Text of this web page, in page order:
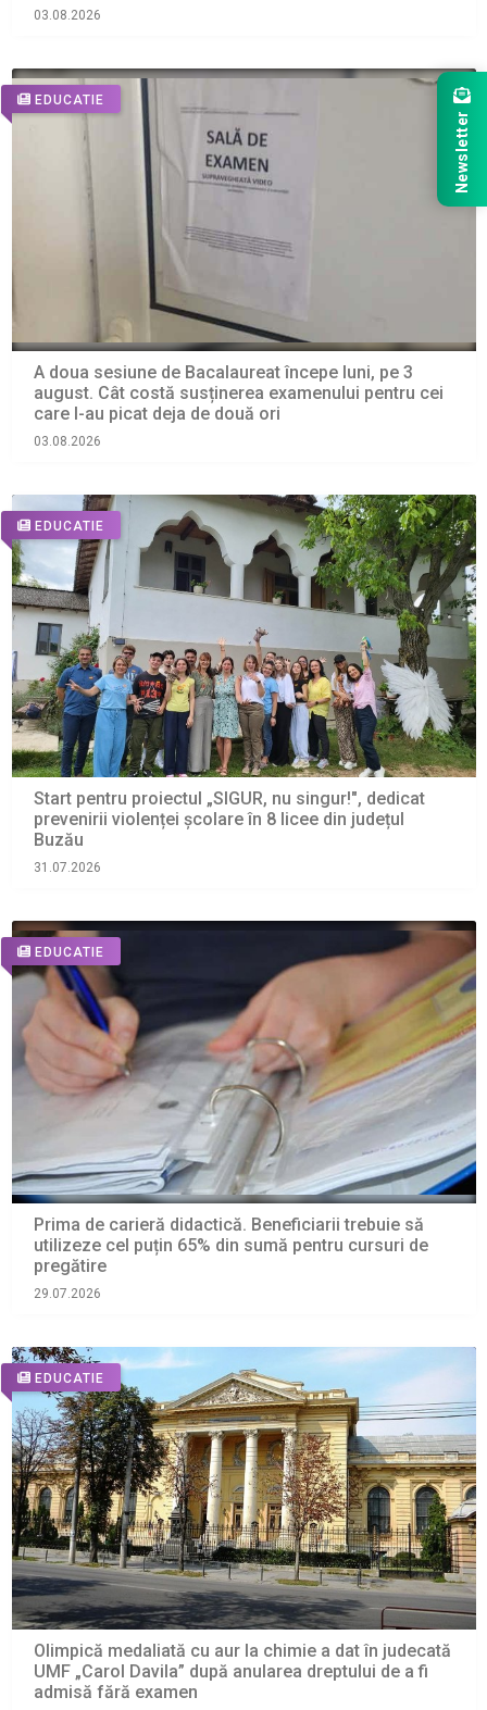
03.08.2026
EDUCATIE
A doua sesiune de Bacalaureat începe luni, pe 3
august. Cât costă susținerea examenului pentru cei
care l-au picat deja de două ori
03.08.2026
EDUCATIE
Start pentru proiectul „SIGUR, nu singur!", dedicat
prevenirii violenței școlare în 8 licee din județul
Buzău
31.07.2026
EDUCATIE
Prima de carieră didactică. Beneficiarii trebuie să
utilizeze cel puțin 65% din sumă pentru cursuri de
pregătire
29.07.2026
EDUCATIE
Olimpică medaliată cu aur la chimie a dat în judecată
UMF „Carol Davila” după anularea dreptului de a fi
admisă fără examen
Newsletter